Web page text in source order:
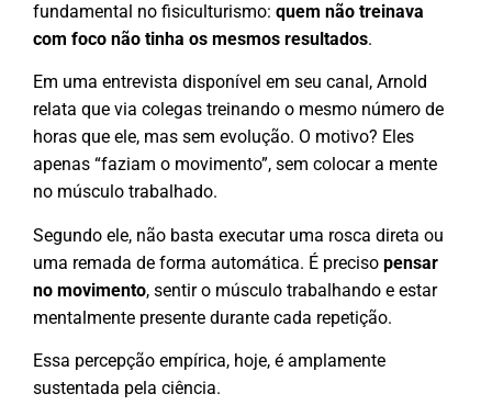
fundamental no fisiculturismo: quem não treinava
com foco não tinha os mesmos resultados.
Em uma entrevista disponível em seu canal, Arnold
relata que via colegas treinando o mesmo número de
horas que ele, mas sem evolução. O motivo? Eles
apenas “faziam o movimento”, sem colocar a mente
no músculo trabalhado.
Segundo ele, não basta executar uma rosca direta ou
uma remada de forma automática. É preciso pensar
no movimento, sentir o músculo trabalhando e estar
mentalmente presente durante cada repetição.
Essa percepção empírica, hoje, é amplamente
sustentada pela ciência.